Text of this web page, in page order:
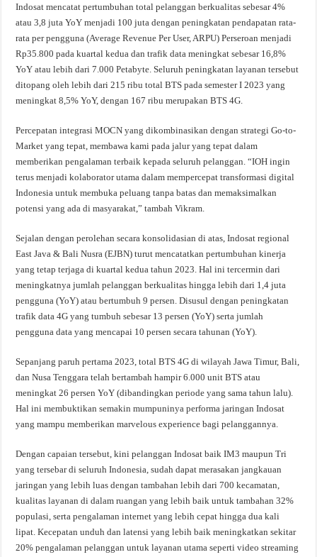
Indosat mencatat pertumbuhan total pelanggan berkualitas sebesar 4%
atau 3,8 juta YoY menjadi 100 juta dengan peningkatan pendapatan rata-
rata per pengguna (Average Revenue Per User, ARPU) Perseroan menjadi
Rp35.800 pada kuartal kedua dan trafik data meningkat sebesar 16,8%
YoY atau lebih dari 7.000 Petabyte. Seluruh peningkatan layanan tersebut
ditopang oleh lebih dari 215 ribu total BTS pada semester I 2023 yang
meningkat 8,5% YoY, dengan 167 ribu merupakan BTS 4G.
Percepatan integrasi MOCN yang dikombinasikan dengan strategi Go-to-
Market yang tepat, membawa kami pada jalur yang tepat dalam
memberikan pengalaman terbaik kepada seluruh pelanggan. “IOH ingin
terus menjadi kolaborator utama dalam mempercepat transformasi digital
Indonesia untuk membuka peluang tanpa batas dan memaksimalkan
potensi yang ada di masyarakat,” tambah Vikram.
Sejalan dengan perolehan secara konsolidasian di atas, Indosat regional
East Java & Bali Nusra (EJBN) turut mencatatkan pertumbuhan kinerja
yang tetap terjaga di kuartal kedua tahun 2023. Hal ini tercermin dari
meningkatnya jumlah pelanggan berkualitas hingga lebih dari 1,4 juta
pengguna (YoY) atau bertumbuh 9 persen. Disusul dengan peningkatan
trafik data 4G yang tumbuh sebesar 13 persen (YoY) serta jumlah
pengguna data yang mencapai 10 persen secara tahunan (YoY).
Sepanjang paruh pertama 2023, total BTS 4G di wilayah Jawa Timur, Bali,
dan Nusa Tenggara telah bertambah hampir 6.000 unit BTS atau
meningkat 26 persen YoY (dibandingkan periode yang sama tahun lalu).
Hal ini membuktikan semakin mumpuninya performa jaringan Indosat
yang mampu memberikan marvelous experience bagi pelanggannya.
Dengan capaian tersebut, kini pelanggan Indosat baik IM3 maupun Tri
yang tersebar di seluruh Indonesia, sudah dapat merasakan jangkauan
jaringan yang lebih luas dengan tambahan lebih dari 700 kecamatan,
kualitas layanan di dalam ruangan yang lebih baik untuk tambahan 32%
populasi, serta pengalaman internet yang lebih cepat hingga dua kali
lipat. Kecepatan unduh dan latensi yang lebih baik meningkatkan sekitar
20% pengalaman pelanggan untuk layanan utama seperti video streaming